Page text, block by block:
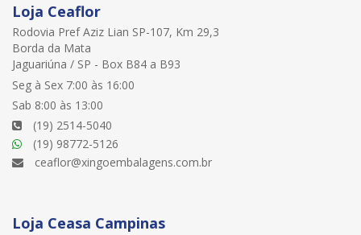
Loja Ceaflor
Rodovia Pref Aziz Lian SP-107, Km 29,3
Borda da Mata
Jaguariúna / SP - Box B84 a B93
Seg à Sex 7:00 às 16:00
Sab 8:00 às 13:00
(19) 2514-5040
(19) 98772-5126
ceaflor@xingoembalagens.com.br
Loja Ceasa Campinas